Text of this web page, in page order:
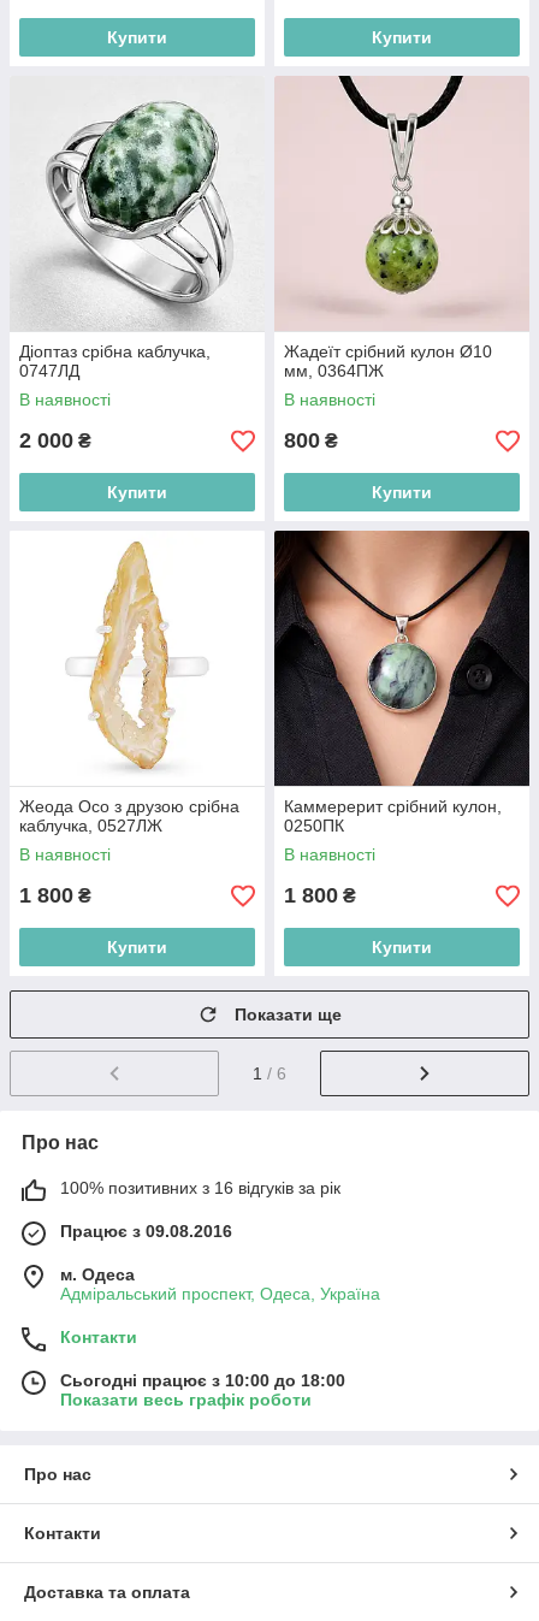
Купити Купити
Діоптаз срібна каблучка,
0747ЛД
В наявності
2 000 ₴
Купити
Жадеїт срібний кулон Ø10
мм, 0364ПЖ
В наявності
800 ₴
Купити
Жеода Oco з друзою срібна
каблучка, 0527ЛЖ
В наявності
1 800 ₴
Купити
Каммерерит срібний кулон,
0250ПК
В наявності
1 800 ₴
Купити
Показати ще
1 / 6
Про нас
100% позитивних з 16 відгуків за рік
Працює з 09.08.2016
м. Одеса
Адміральський проспект, Одеса, Україна
Контакти
Сьогодні працює з 10:00 до 18:00
Показати весь графік роботи
Про нас
Контакти
Доставка та оплата